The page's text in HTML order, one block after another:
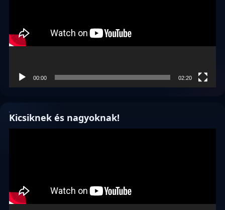
00:00 02:20
Kicsiknek és nagyoknak!